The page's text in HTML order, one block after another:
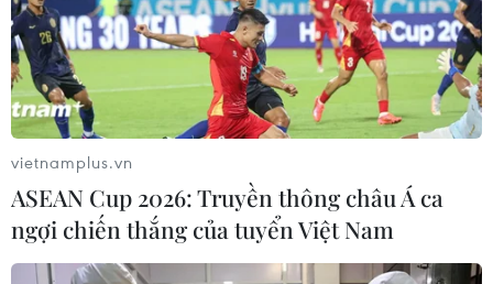
#chủ đề hot
Theo dõi VietnamPlus
TỔNG KẾT NĂM 2023
vietnamplus.vn
ASEAN Cup 2026: Truyền thông châu Á ca
ngợi chiến thắng của tuyển Việt Nam